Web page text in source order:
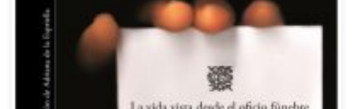
nuestras conversaciones y de nuestra vida hasta que un día
Tánatos u Odín irrumpen de nuevo, trayendo el dolor que el ser
humano siempre ha intentado evitar y devolviéndonos a […]